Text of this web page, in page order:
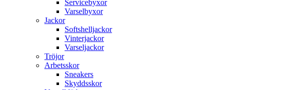
Servicebyxor
Varselbyxor
Jackor
Softshelljackor
Vinterjackor
Varseljackor
Tröjor
Arbetsskor
Sneakers
Skyddsskor